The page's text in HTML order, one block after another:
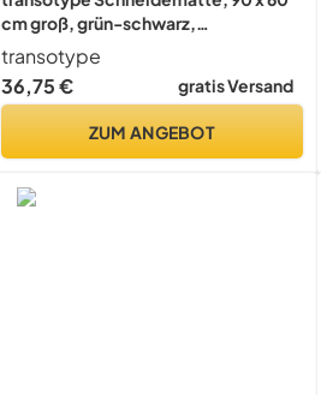
cm groß, grün-schwarz,
selbstheilende Unterlage mit feinem
Raster, doppelseitig nutzbar
transotype
36,75 €
gratis Versand
ZUM ANGEBOT